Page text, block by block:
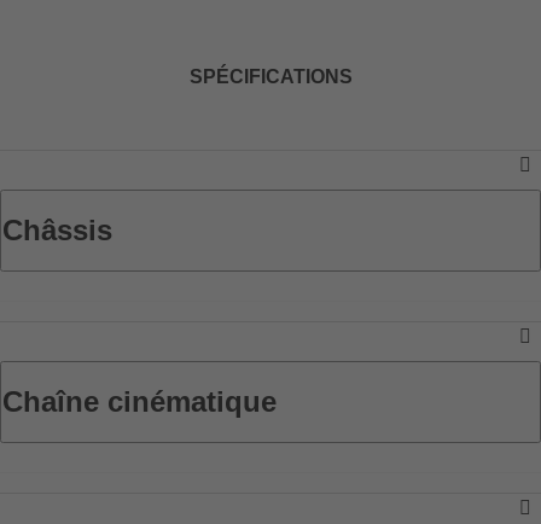
SPÉCIFICATIONS
Châssis
Chaîne cinématique